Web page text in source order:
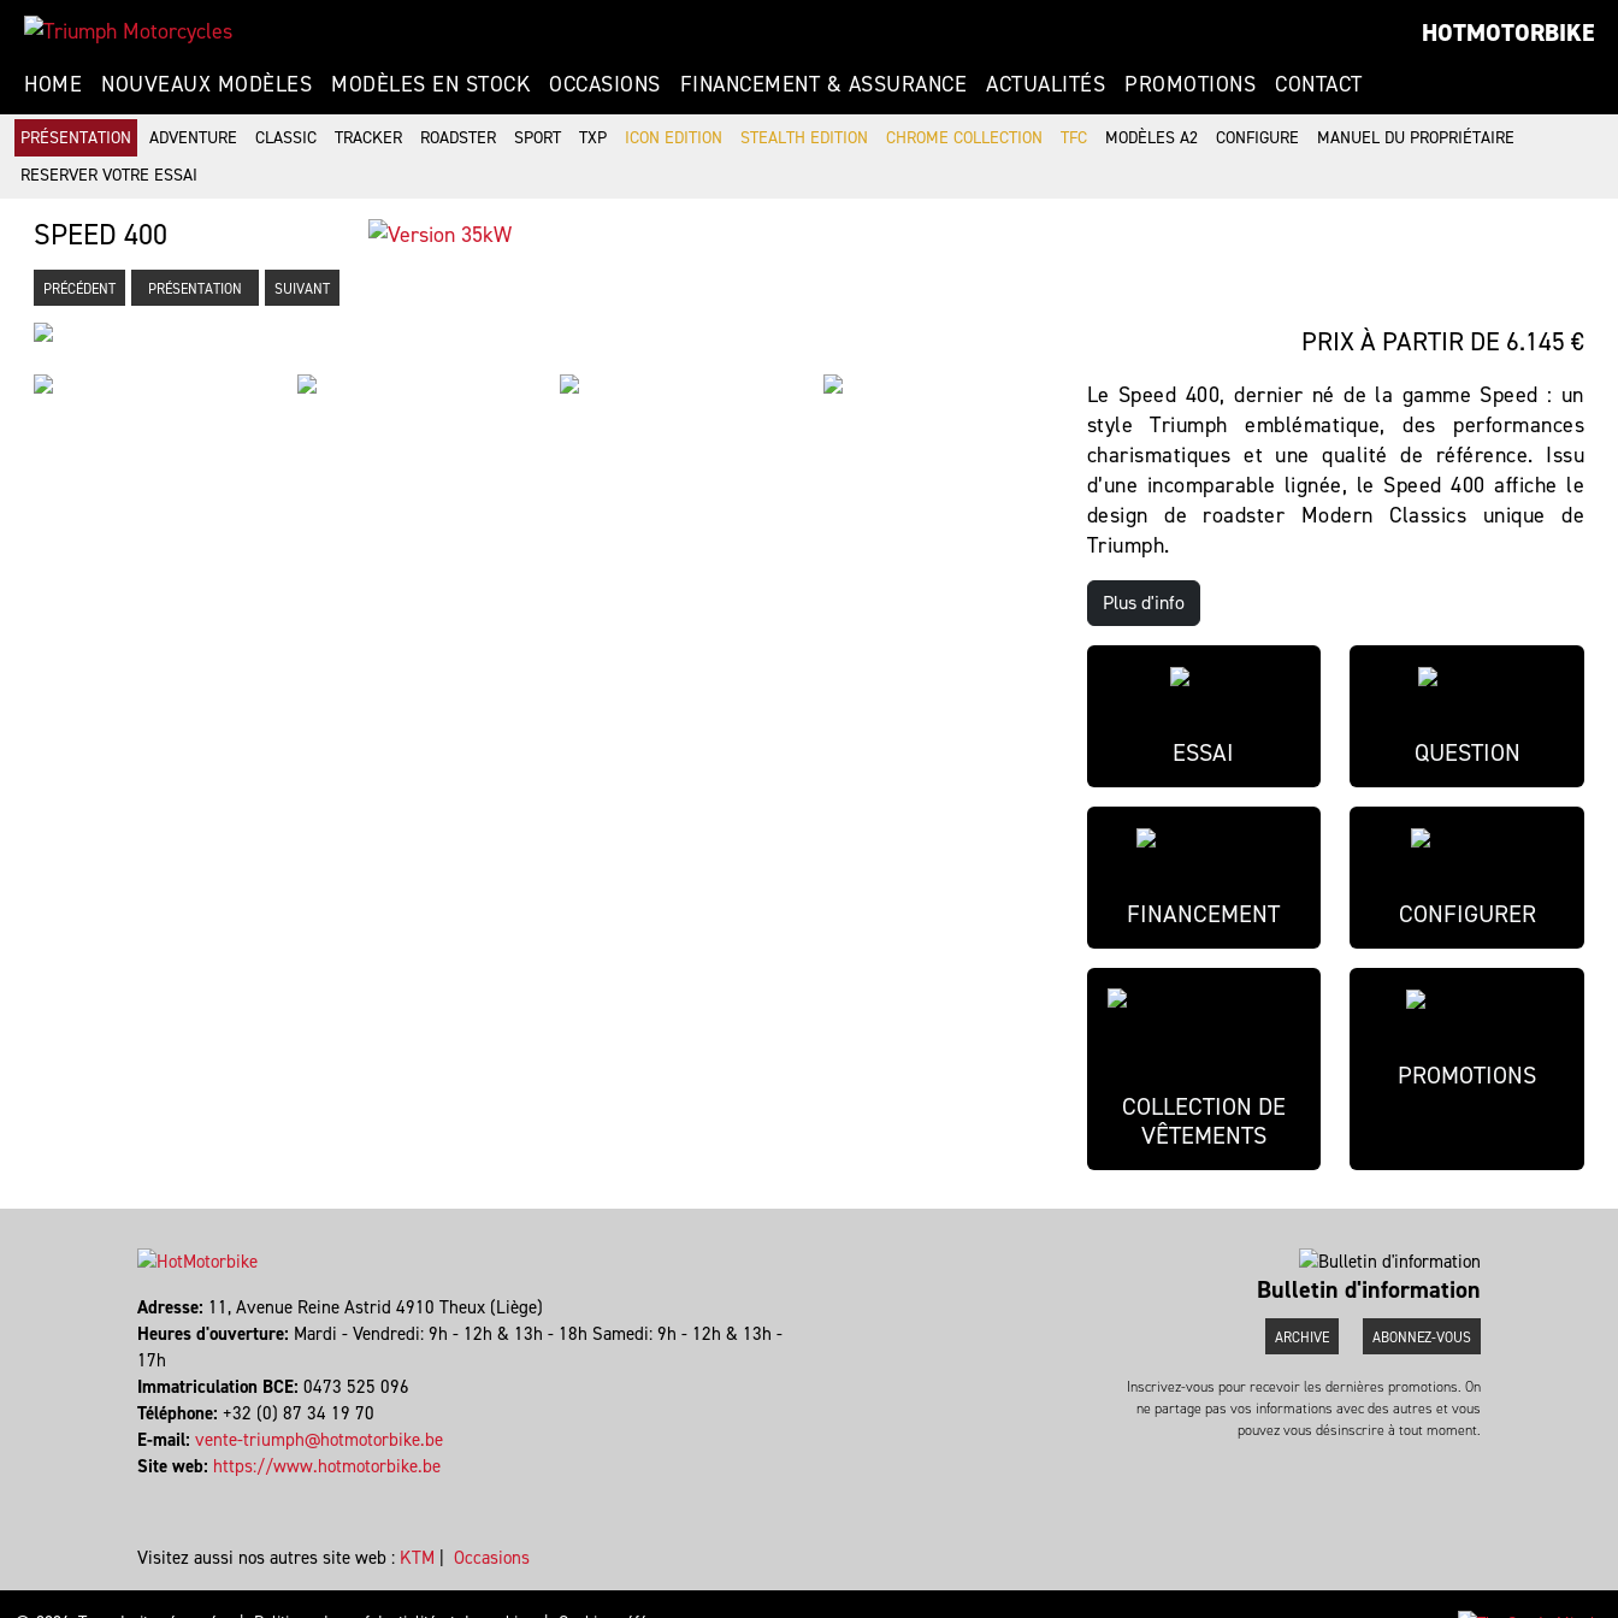
HOTMOTORBIKE
HOME NOUVEAUX MODÈLES MODÈLES EN STOCK OCCASIONS FINANCEMENT & ASSURANCE ACTUALITÉS PROMOTIONS CONTACT
PRÉSENTATION ADVENTURE CLASSIC TRACKER ROADSTER SPORT TXP ICON EDITION STEALTH EDITION CHROME COLLECTION TFC MODÈLES A2 CONFIGURE
MANUEL DU PROPRIÉTAIRE
RESERVER VOTRE ESSAI
SPEED 400
PRÉCÉDENT PRÉSENTATION SUIVANT
PRIX À PARTIR DE 6.145 €
Le Speed 400, dernier né de la gamme Speed : un
style Triumph emblématique, des performances
charismatiques et une qualité de référence. Issu
d’une incomparable lignée, le Speed 400 affiche le
design de roadster Modern Classics unique de
Triumph.
Plus d'info
ESSAI QUESTION
FINANCEMENT CONFIGURER
COLLECTION DE
VÊTEMENTS
PROMOTIONS
Adresse: 11, Avenue Reine Astrid 4910 Theux (Liège)
Heures d'ouverture: Mardi - Vendredi: 9h - 12h & 13h - 18h Samedi: 9h - 12h & 13h -
17h
Immatriculation BCE: 0473 525 096
Téléphone: +32 (0) 87 34 19 70
E-mail: vente-triumph@hotmotorbike.be
Site web: https://www.hotmotorbike.be
Bulletin d'information
ARCHIVE ABONNEZ-VOUS
Inscrivez-vous pour recevoir les dernières promotions. On
ne partage pas vos informations avec des autres et vous
pouvez vous désinscrire à tout moment.
Visitez aussi nos autres site web : KTM Occasions